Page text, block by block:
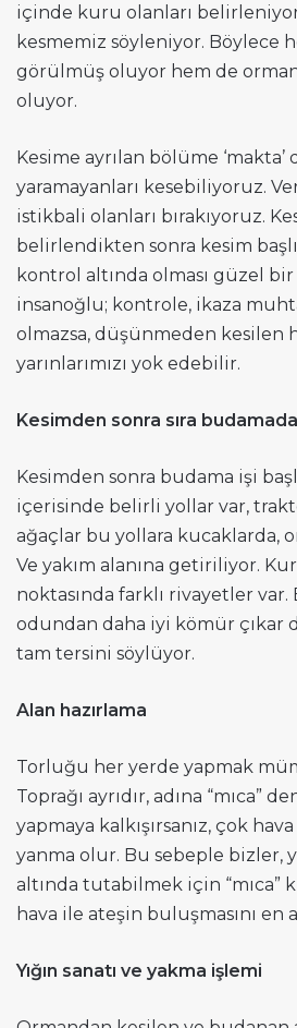
içinde kuru olanları belirleniyor
kesmemiz söyleniyor. Böylece
görülmüş oluyor hem de
oluyor.
Kesime ayrılan bölüme
yaramayanları kesebiliyoruz.
istikbali olanları bırakıyoruz.
belirlendikten sonra kesim
kontrol altında olması güzel
insanoğlu; kontrole, ikaza
olmazsa, düşünmeden kesilen
yarınlarımızı yok edebilir.
Kesimden sonra sıra budamada
Kesimden sonra budama işi
içerisinde belirli yollar var,
ağaçlar bu yollara kucaklarda,
Ve yakım alanına getiriliyor.
noktasında farklı rivayetler var.
odundan daha iyi kömür çıkar
tam tersini söylüyor.
Alan hazırlama
Torluğu her yerde yapmak
Toprağı ayrıdır, adına “mıca”
yapmaya kalkışırsanız, çok
yanma olur. Bu sebeple bizler,
altında tutabilmek için “mıca”
hava ile ateşin buluşmasını en
Yığın sanatı ve yakma işlemi